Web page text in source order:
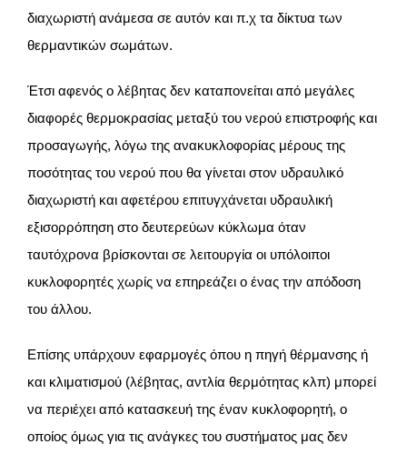
διαχωριστή ανάμεσα σε αυτόν και π.χ τα δίκτυα των
θερμαντικών σωμάτων.
Έτσι αφενός ο λέβητας δεν καταπονείται από μεγάλες
διαφορές θερμοκρασίας μεταξύ του νερού επιστροφής και
προσαγωγής, λόγω της ανακυκλοφορίας μέρους της
ποσότητας του νερού που θα γίνεται στον υδραυλικό
διαχωριστή και αφετέρου επιτυγχάνεται υδραυλική
εξισορρόπηση στο δευτερεύων κύκλωμα όταν
ταυτόχρονα βρίσκονται σε λειτουργία οι υπόλοιποι
κυκλοφορητές χωρίς να επηρεάζει ο ένας την απόδοση
του άλλου.
Επίσης υπάρχουν εφαρμογές όπου η πηγή θέρμανσης ή
και κλιματισμού (λέβητας, αντλία θερμότητας κλπ) μπορεί
να περιέχει από κατασκευή της έναν κυκλοφορητή, ο
οποίος όμως για τις ανάγκες του συστήματος μας δεν